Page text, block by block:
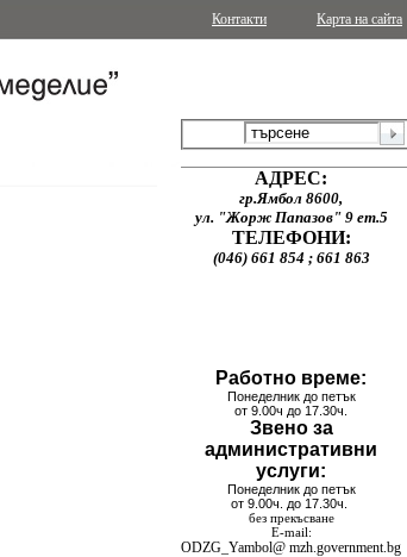
Карта на сайта
Контакти
АДРЕС:
гр.Ямбол 8600,
ул. "Жорж Папазов" 9 ет.5
ТЕЛЕФОНИ:
(046) 661 854 ; 661 863
Работно време:
Понеделник до петък
от 9.00ч до 17.30ч.
Звено за
административни
услуги:
Понеделник до петък
от 9.00ч. до 17.30ч.
без прекъсване
E-mail:
ODZG_Yambol@ mzh.government.bg